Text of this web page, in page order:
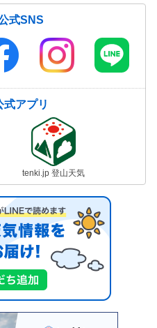
式SNS
アプリ
tenki.jp 登山天気